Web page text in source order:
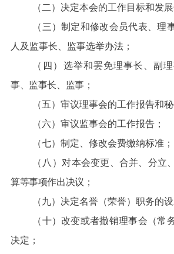
（二）决定本会的工作目标和发展
（三）制定和修改会员代表、理
人及监事长、监事选举办法；
（四） 选举和罢免理事长、副
事、监事长、监事；
（五）审议理事会的工作报告和
（六）审议监事会的工作报告；
（七）制定、修改会费缴纳标准；
（八） 对本会变更、合并、分立
算等事项作出决议；
（九）决定名誉（荣誉）职务的设
（十）改变或者撤销理事会（常
决定；